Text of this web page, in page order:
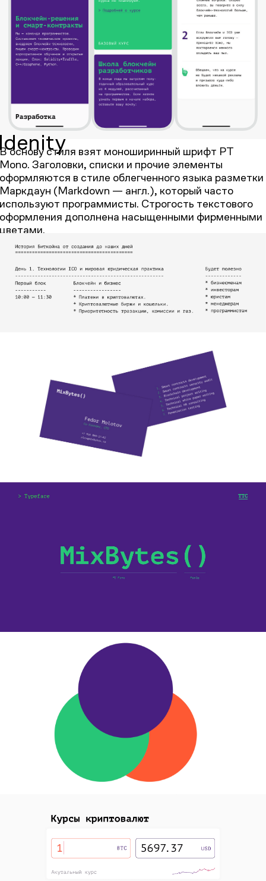
основу стиля взят моноширинный шрифт PT
Заголовки, списки и прочие элементы
в стиле облегченного языка разметки
(Markdown — англ.), который часто
программисты. Строгость текстового
дополнена насыщенными фирменными